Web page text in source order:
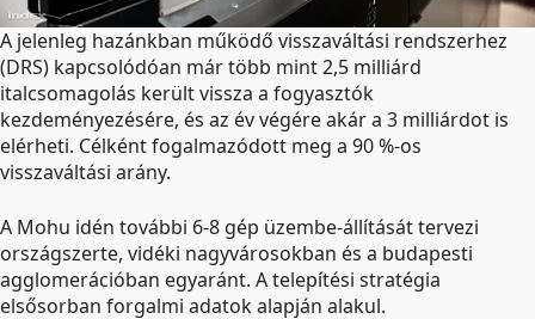
A jelenleg hazánkban működő visszaváltási rendszerhez
(DRS) kapcsolódóan már több mint 2,5 milliárd
italcsomagolás került vissza a fogyasztók
kezdeményezésére, és az év végére akár a 3 milliárdot is
elérheti. Célként fogalmazódott meg a 90 %-os
visszaváltási arány.
A Mohu idén további 6-8 gép üzembe-állítását tervezi
országszerte, vidéki nagyvárosokban és a budapesti
agglomerációban egyaránt. A telepítési stratégia
elsősorban forgalmi adatok alapján alakul.